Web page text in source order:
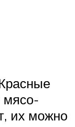
мясо-
их можно